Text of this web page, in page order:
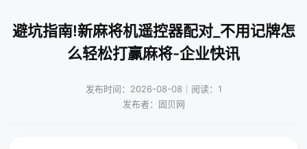
避坑指南!新麻将机遥控器配对_不用记牌怎
么轻松打赢麻将-企业快讯
发布时间：2026-08-08｜阅读：1
发布者：固贝网